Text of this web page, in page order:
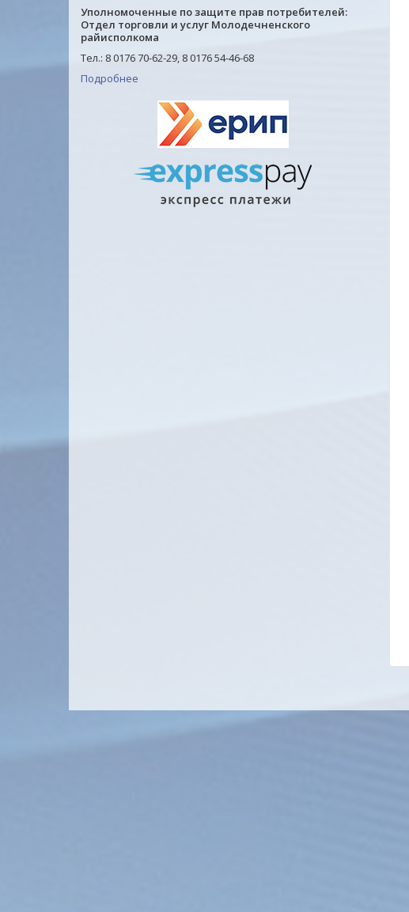
Уполномоченные по защите прав потребителей:
Отдел торговли и услуг Молодечненского
райисполкома
Тел.: 8 0176 70-62-29, 8 0176 54-46-68
Подробнее